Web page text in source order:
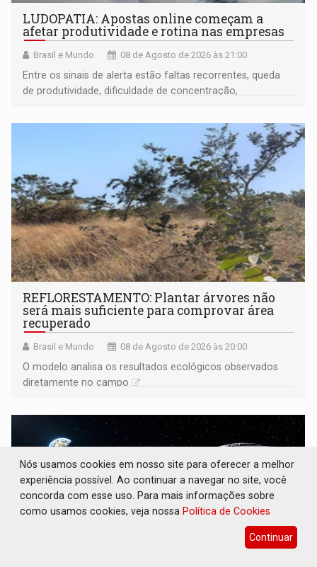
LUDOPATIA: Apostas online começam a
afetar produtividade e rotina nas empresas
Brasil e Mundo 08 de Agosto de 2026 às 21:00
Entre os sinais de alerta estão faltas recorrentes, queda
de produtividade, dificuldade de concentração,
REFLORESTAMENTO: Plantar árvores não
será mais suficiente para comprovar área
recuperado
Brasil e Mundo 08 de Agosto de 2026 às 20:00
O modelo analisa os resultados ecológicos observados
diretamente no campo
Nós usamos cookies em nosso site para oferecer a melhor
experiência possível. Ao continuar a navegar no site, você
concorda com esse uso. Para mais informações sobre
como usamos cookies, veja nossa Política de Cookies
Continuar